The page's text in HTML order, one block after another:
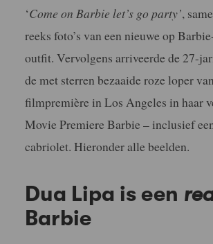
‘Come on Barbie let’s go party’,
reeks foto’s van een nieuwe op
outfit. Vervolgens arriveerde de 27-
de met sterren bezaaide roze loper
filmpremière in Los Angeles in haar
Movie Premiere Barbie – inclusief
cabriolet. Hieronder alle beelden.
Dua Lipa is een
Barbie